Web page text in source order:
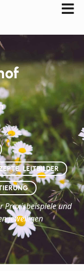
LEITBILDER
und
jeweiligen